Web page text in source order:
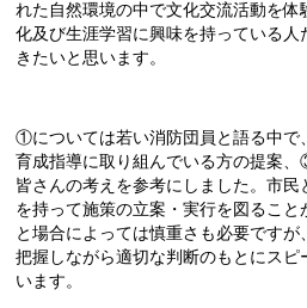
れた自然環境の中で文化交流活動を
化及び生涯学習に興味を持っている
きたいと思います。
①については若い消防団員と語る中
育成指導に取り組んでいる方の提案
皆さんの考えを参考にしました。市
を持って施策の立案・実行を図るこ
と場合によっては慎重さも必要です
把握しながら適切な判断のもとにス
います。